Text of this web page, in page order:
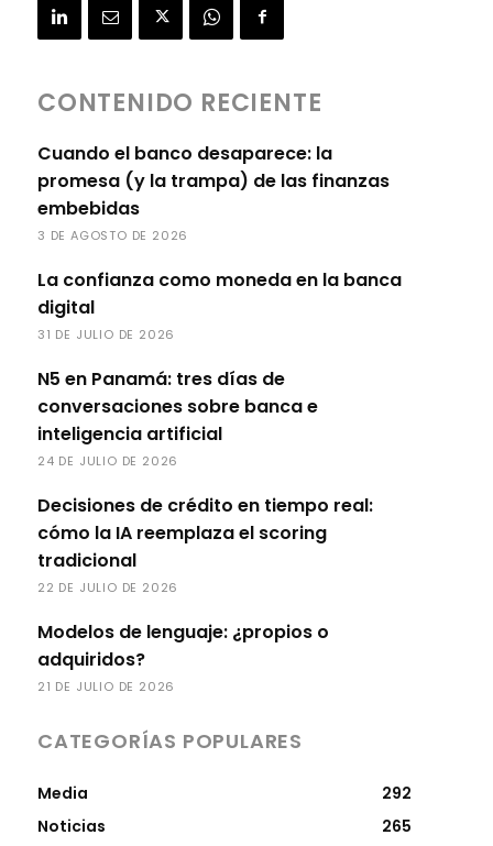
CONTENIDO RECIENTE
Cuando el banco desaparece: la
promesa (y la trampa) de las finanzas
embebidas
3 DE AGOSTO DE 2026
La confianza como moneda en la banca
digital
31 DE JULIO DE 2026
N5 en Panamá: tres días de
conversaciones sobre banca e
inteligencia artificial
24 DE JULIO DE 2026
Decisiones de crédito en tiempo real:
cómo la IA reemplaza el scoring
tradicional
22 DE JULIO DE 2026
Modelos de lenguaje: ¿propios o
adquiridos?
21 DE JULIO DE 2026
CATEGORÍAS POPULARES
Media
292
Noticias
265